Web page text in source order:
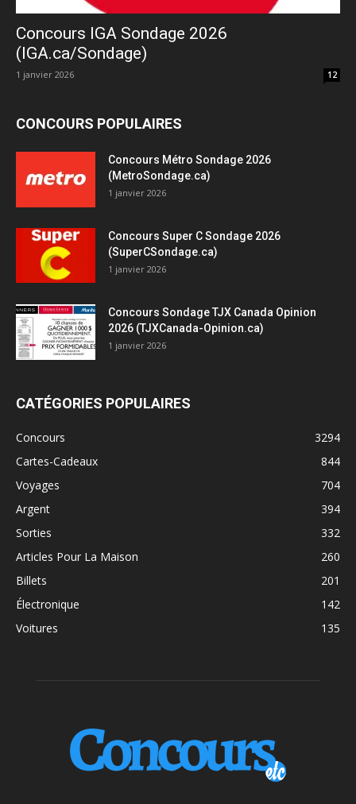
Concours IGA Sondage 2026
(IGA.ca/Sondage)
1 janvier 2026 12
CONCOURS POPULAIRES
Concours Métro Sondage 2026
(MetroSondage.ca)
1 janvier 2026
Concours Super C Sondage 2026
(SuperCSondage.ca)
1 janvier 2026
Concours Sondage TJX Canada Opinion
2026 (TJXCanada-Opinion.ca)
1 janvier 2026
CATÉGORIES POPULAIRES
Concours
3294
Cartes-Cadeaux
844
Voyages
704
Argent
394
Sorties
332
Articles Pour La Maison
260
Billets
201
Électronique
142
Voitures
135